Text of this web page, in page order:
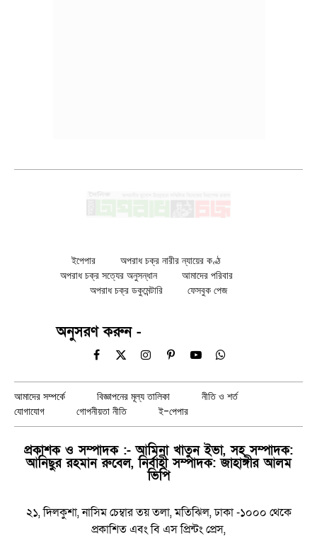
ইপেপার
অপরাধ চক্র নারীর ন্যায়ের কণ্ঠ
অপরাধ চক্র সত্যের অনুসন্ধান
আমাদের পরিবার
অপরাধ চক্র ডকুমেন্টারি
ফেসবুক পেজ
অনুসরণ করুন -
Facebook
X
InstagramPinterestYouTubeWhatsApp
আমাদের সম্পর্কে বিজ্ঞাপনের মূল্য তালিকা
নীতি ও শর্ত
যোগাযোগ
গোপনীয়তা নীতি ই-পেপার
প্রকাশক ও সম্পাদক :- আমিনা খাতুন ইভা, সহ সম্পাদক:
আনিছুর রহমান রুবেল, নির্বাহী সম্পাদক: জাহাঙ্গীর আলম
ভিপি
২১, দিলকুশা, নাসিম চেম্বার তয় তলা, মতিঝিল, ঢাকা -১০০০ থেকে
প্রকাশিত এবং বি এস প্রিন্টং প্রেস,